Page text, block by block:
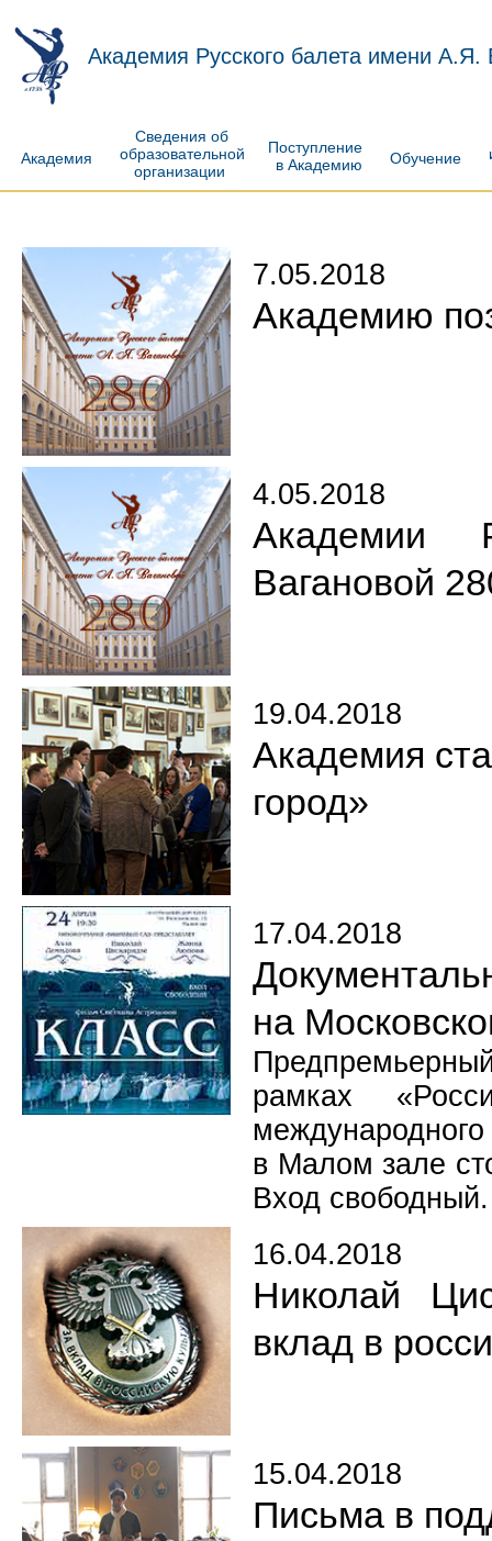
Академия Русского балета имени А.Я.
Академия
Сведения об
образовательной
организации
Поступление
в Академию
Обучение
7.05.2018
Академию
4.05.2018
Академии
Вагановой
19.04.2018
Академия
город»
17.04.2018
на
рамках
в Малом зале
Вход свободный.
16.04.2018
Николай
вклад в
15.04.2018
Письма в